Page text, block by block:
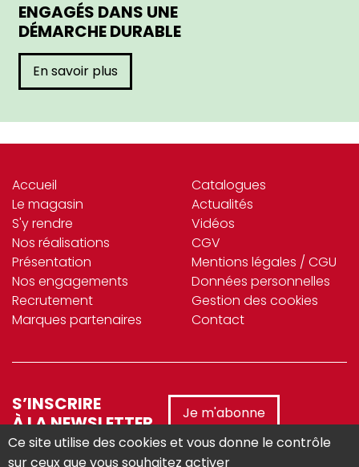
ENGAGÉS DANS UNE
DÉMARCHE DURABLE
En savoir plus
Accueil
Le magasin
S'y rendre
Nos réalisations
Présentation
Nos engagements
Recrutement
Marques partenaires
Catalogues
Actualités
Vidéos
CGV
Mentions légales / CGU
Données personnelles
Gestion des cookies
Contact
S’INSCRIRE
À LA NEWSLETTER
Je m'abonne
Ce site utilise des cookies et vous donne le contrôle
sur ceux que vous souhaitez activer